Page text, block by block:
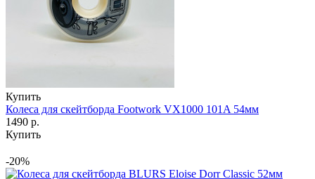
Купить
Колеса для скейтборда Footwork VX1000 101A 54мм
1490 р.
Купить
-20%